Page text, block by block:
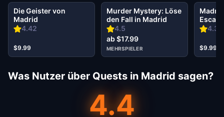
4.42
Die Geister von
Madrid
$9.99
4.5
Murder Mystery: Löse
den Fall in Madrid
ab $17.99
MEHRSPIELER
4.3
$9.99
Was Nutzer über Quests in Madrid sagen?
4.4